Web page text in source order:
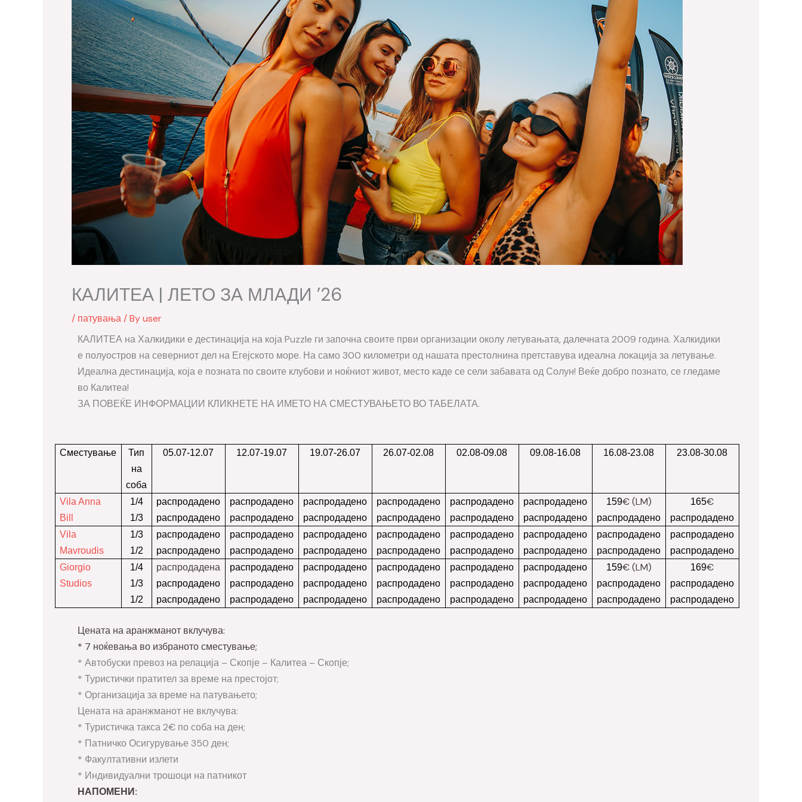
КАЛИТЕА | ЛЕТО ЗА МЛАДИ ’26
/ патувања/ Byuser
КАЛИТЕА на Халкидики е дестинација на која Puzzle ги започна своите први организации околу летувањата, далечната 2009 година. Халкидики
е полуостров на северниот дел на Егејското море. На само 300 километри од нашата престолнина претставува идеална локација за летување.
Идеална дестинација, која е позната по своите клубови и ноќниот живот, место каде се сели забавата од Солун! Веќе добро познато, се гледаме
во Калитеа!
ЗА ПОВЕЌЕ ИНФОРМАЦИИ КЛИКНЕТЕ НА ИМЕТО НА СМЕСТУВАЊЕТО ВО ТАБЕЛАТА.
Сместување
Тип
на
соба
05.07-12.07 12.07-19.07 19.07-26.07 26.07-02.08 02.08-09.08 09.08-16.08 16.08-23.08 23.08-30.08
Vila Anna
Bill
1/4
1/3
распродадено
распродадено
распродадено
распродадено
распродадено
распродадено
распродадено
распродадено
распродадено
распродадено
распродадено
распродадено
159€ (LM)
распродадено
165€
распродадено
Vila
Mavroudis
1/3
1/2
распродадено
распродадено
распродадено
распродадено
распродадено
распродадено
распродадено
распродадено
распродадено
распродадено
распродадено
распродадено
распродадено
распродадено
распродадено
распродадено
Giorgio
Studios
1/4
1/3
1/2
распродадена
распродадено
распродадено
распродадено
распродадено
распродадено
распродадено
распродадено
распродадено
распродадено
распродадено
распродадено
распродадено
распродадено
распродадено
распродадено
распродадено
распродадено
159€ (LM)
распродадено
распродадено
169€
распродадено
распродадено
Цената на аранжманот вклучува:
* 7 ноќевања во избраното сместување;
* Автобуски превоз на релација – Скопје – Калитеа – Скопје;
* Туристички пратител за време на престојот;
* Организација за време на патувањето;
Цената на аранжманот не вклучува:
* Туристичка такса 2€ по соба на ден;
* Патничко Осигурување 350 ден;
* Факултативни излети
* Индивидуални трошоци на патникот
НАПОМЕНИ: